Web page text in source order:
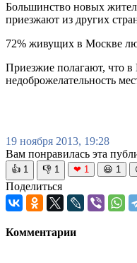
Большинство новых
приезжают из других
72% живущих в Москве
Приезжие полагают, что в
недоброжелательность
19 ноября 2013, 19:28
Вам понравилась эта
👍 1 👎 1 ❤ 1 😆 1
Поделиться
Комментарии